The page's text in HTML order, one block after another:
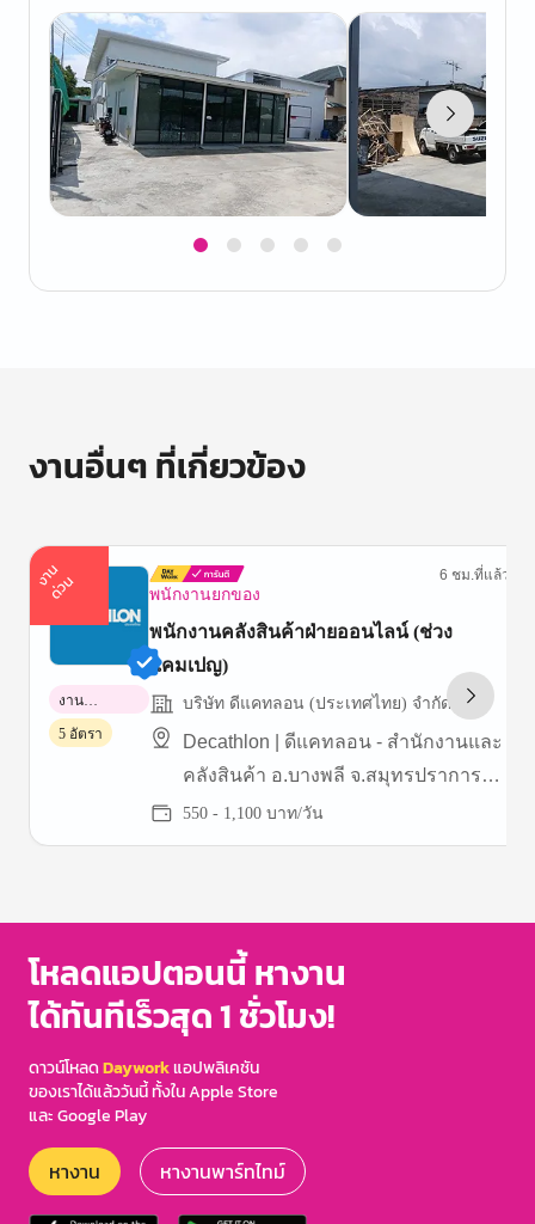
งานอื่นๆ ที่เกี่ยวข้อง
ง
า
น
ด่
ว
น พนักงานยกของ
6 ชม.ที่แล้ว
พนักงานคลังสินค้าฝ่ายออนไลน์ (ช่วง
แคมเปญ)
บริษัท ดีแคทลอน (ประเทศไทย) จำกัด
Decathlon | ดีแคทลอน - สำนักงานและ
คลังสินค้า อ.บางพลี จ.สมุทรปราการ
(บางนา กม.19)
550 - 1,100 บาท/วัน
งาน
พาร์ทไทม์
5 อัตรา
of
โหลดแอปตอนนี้ หางาน
ได้ทันทีเร็วสุด 1 ชั่วโมง!
ดาวน์โหลดDayworkแอปพลิเคชัน
ของเราได้แล้ววันนี้ ทั้งใน Apple Store
และ Google Play
หางาน หางานพาร์ทไทม์